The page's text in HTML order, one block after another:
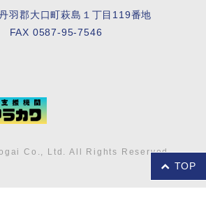
羽郡大口町萩島１丁目119番地
FAX 0587-95-7546
Co., Ltd. All Rights Reserved.
TOP